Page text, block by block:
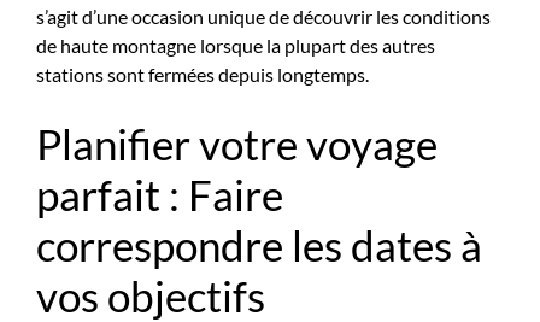
s’agit d’une occasion unique de découvrir les conditions
de haute montagne lorsque la plupart des autres
stations sont fermées depuis longtemps.
Planifier votre voyage
parfait : Faire
correspondre les dates à
vos objectifs